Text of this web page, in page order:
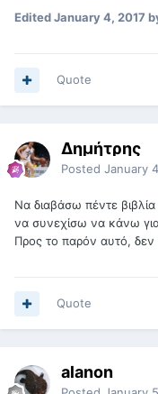
EditedJanuary 4, 2017
Quote
Δημήτρης
Posted January
Να διαβάσω πέντε
να συνεχίσω να κάνω
Προς το παρόν αυτό,
Quote
alanon